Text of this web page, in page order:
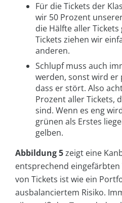
Für die Tickets der
wir 50 Prozent
die Hälfte aller
Tickets ziehen wir
anderen.
Schlupf muss auch
werden, sonst wird
dass er stört. Also
Prozent aller Tickets,
sind. Wenn es eng
grünen als Erstes
gelben.
Abbildung 5zeigt eine
entsprechend eingefärbten
von Tickets ist wie ein
ausbalanciertem Risiko.